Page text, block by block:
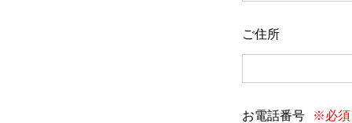
ご住所
お電話番号 ※必須